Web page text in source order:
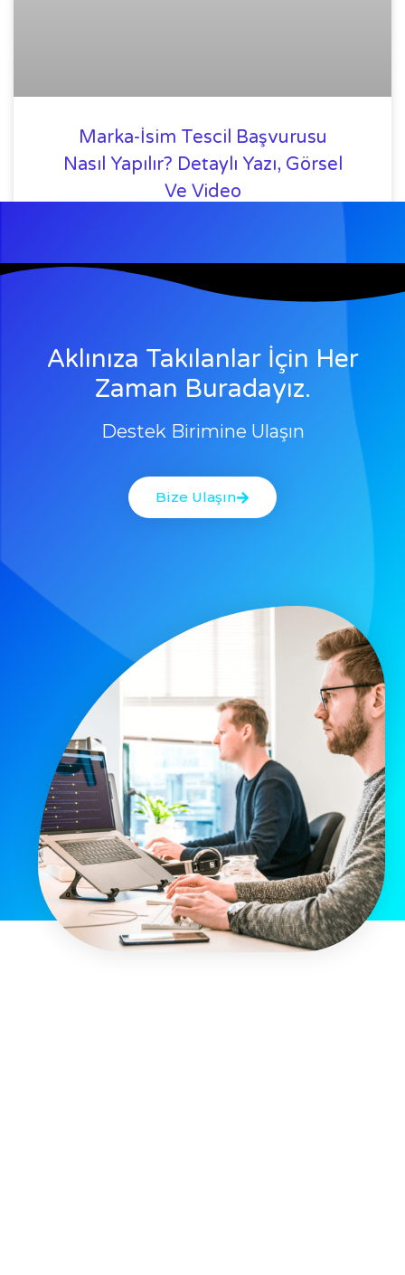
Marka-İsim Tescil Başvurusu
Nasıl Yapılır? Detaylı Yazı, Görsel
Ve Video
Aklınıza Takılanlar İçin Her
Zaman Buradayız.
Destek Birimine Ulaşın
Bize Ulaşın